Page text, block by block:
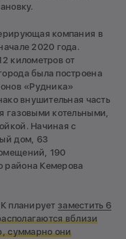
компания в
2020 года.
километров от
была построена
«Рудника»
внушительная часть
газовыми котельными,
Начиная с
дом, 63
190
района Кемерова
планирует заместить 6
вблизи
суммарно они